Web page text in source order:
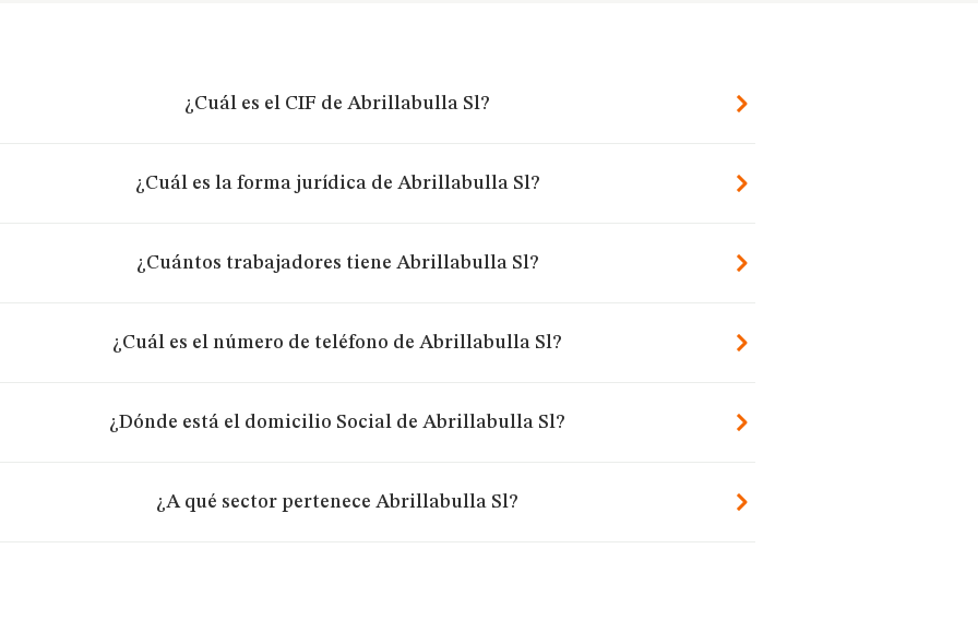
¿Cuál es el CIF de Abrillabulla Sl?
¿Cuál es la forma jurídica de Abrillabulla Sl?
¿Cuántos trabajadores tiene Abrillabulla Sl?
¿Cuál es el número de teléfono de Abrillabulla Sl?
¿Dónde está el domicilio Social de Abrillabulla Sl?
¿A qué sector pertenece Abrillabulla Sl?